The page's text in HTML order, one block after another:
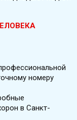
номеру
в Санкт-